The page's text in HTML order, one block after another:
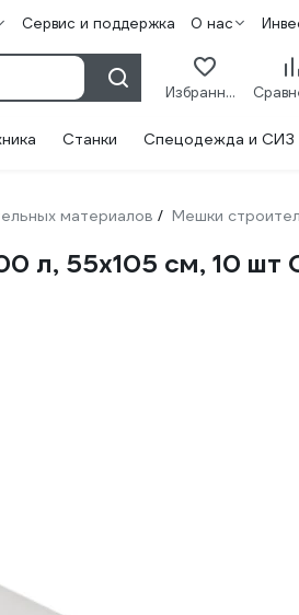
Сервис и поддержка О нас
Избранное
Станки Спецодежда и СИЗ
материалов / Мешки
л, 55x105 см, 10